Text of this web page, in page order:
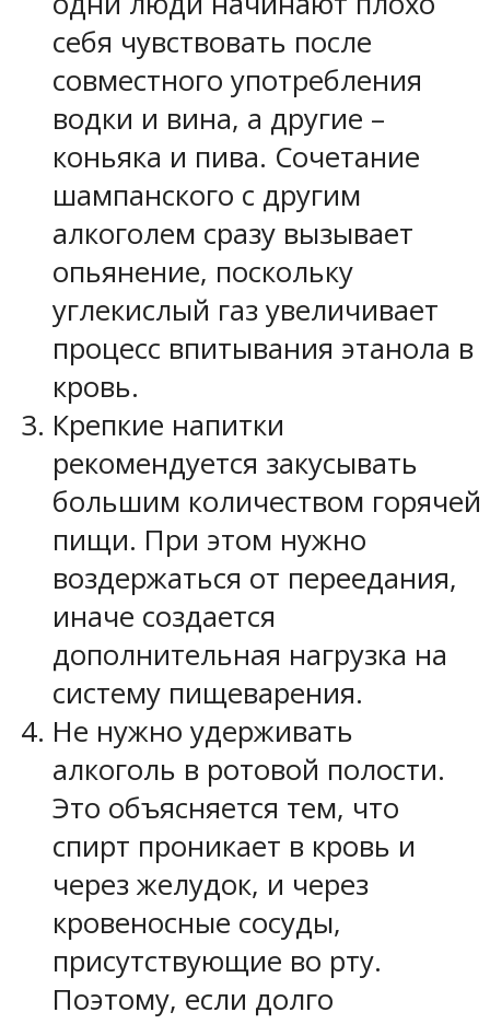
себя чувствовать после
совместного употребления
водки и вина, а другие –
коньяка и пива. Сочетание
шампанского с другим
алкоголем сразу вызывает
опьянение, поскольку
углекислый газ увеличивает
процесс впитывания этанола в
кровь.
Крепкие напитки
рекомендуется закусывать
большим количеством горячей
пищи. При этом нужно
воздержаться от переедания,
иначе создается
дополнительная нагрузка на
систему пищеварения.
Не нужно удерживать
алкоголь в ротовой полости.
Это объясняется тем, что
спирт проникает в кровь и
через желудок, и через
кровеносные сосуды,
присутствующие во рту.
Поэтому, если долго